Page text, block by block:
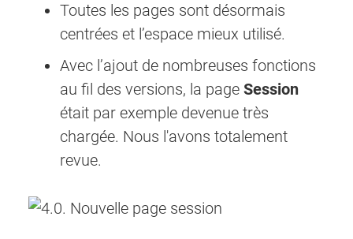
Toutes les pages sont désormais
centrées et l’espace mieux utilisé.
Avec l’ajout de nombreuses fonctions
au fil des versions, la page Session
était par exemple devenue très
chargée. Nous l'avons totalement
revue.